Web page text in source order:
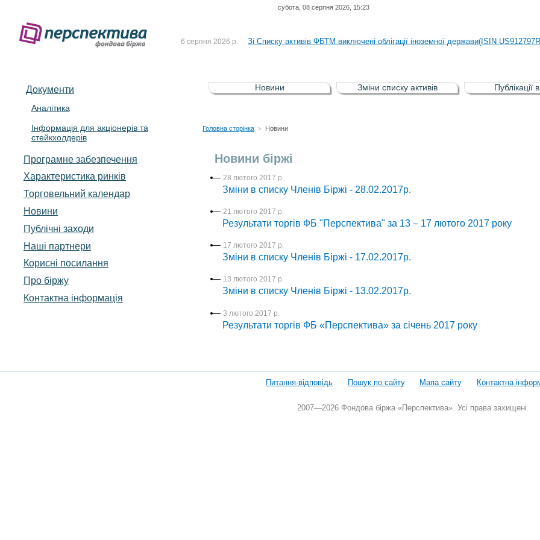
субота, 08 серпня 2026, 15:23
До Списку активів регульованого фондового ринку (РФР) включена
6 серпня 2026 р. Зі Списку активів ФБТМ виключені облігації іноземної держави(ISIN
5 серпня 2026 р. Зі списку активів РФР виключені Облігація внутрішніх державних позик
4 серпня 2026 р. До Списку активів регульованого фондового ринку (РФР) включена
Документи
Аналітика
Інформація для акціонерів та
стейкхолдерів
Програмне забезпечення
Характеристика pинків
Торговельний календар
Новини
Публічні заходи
Наші партнери
Корисні посилання
Про біржу
Контактна інформація
Новини Зміни списку активів Публікації
Головна сторінка > Новини
Новини біржі
28 лютого 2017 р.
Зміни в списку Членів Біржі - 28.02.2017р.
21 лютого 2017 р.
Результати торгів ФБ "Перспектива" за 13 – 17 лютого 2017 року
17 лютого 2017 р.
Зміни в списку Членів Біржі - 17.02.2017р.
13 лютого 2017 р.
Зміни в списку Членів Біржі - 13.02.2017р.
3 лютого 2017 р.
Результати торгів ФБ «Перспектива» за січень 2017 року
Питання-відповідь Пошук по сайту Мапа сайту Контактна
2007—2026 Фондова біржа «Перспектива». Усі права захищені.